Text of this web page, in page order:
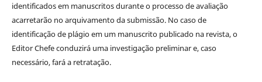
identificados em manuscritos durante o processo de avaliação
acarretarão no arquivamento da submissão. No caso de
identificação de plágio em um manuscrito publicado na revista, o
Editor Chefe conduzirá uma investigação preliminar e, caso
necessário, fará a retratação.